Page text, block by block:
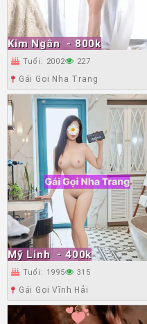
Kim Ngân - 800k
Tuổi: 2002 227
Gái Gọi Nha Trang
Mỹ Linh - 400k
Tuổi: 1995 315
Gái Gọi Vĩnh Hải